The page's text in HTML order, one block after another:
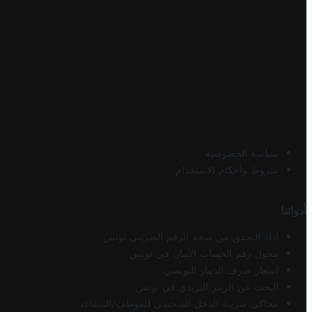
سياسة الخصوصية
شروط وأحكام الاستخدام
أدواتنا
أداة التحقق من صحة الرقم الضريبي تونس
محول رقم الحساب الآيبان في تونس
أسعار صرف الدينار التونسي
البحث عن الرمز البريدي في تونس
محاكي ضريبة الدخل الشخصي للموظف/المتقاعد